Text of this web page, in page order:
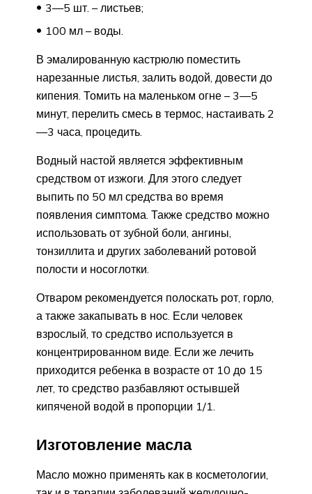
3—5 шт. – листьев;
100 мл – воды.
В эмалированную кастрюлю поместить
нарезанные листья, залить водой, довести до
кипения. Томить на маленьком огне – 3—5
минут, перелить смесь в термос, настаивать 2
—3 часа, процедить.
Водный настой является эффективным
средством от изжоги. Для этого следует
выпить по 50 мл средства во время
появления симптома. Также средство можно
использовать от зубной боли, ангины,
тонзиллита и других заболеваний ротовой
полости и носоглотки.
Отваром рекомендуется полоскать рот, горло,
а также закапывать в нос. Если человек
взрослый, то средство используется в
концентрированном виде. Если же лечить
приходится ребенка в возрасте от 10 до 15
лет, то средство разбавляют остывшей
кипяченой водой в пропорции 1/1.
Изготовление масла
Масло можно применять как в косметологии,